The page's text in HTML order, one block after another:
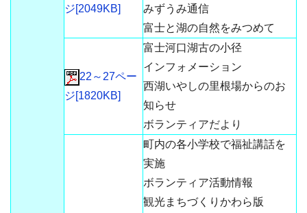
ジ[2049KB]
みずうみ通信
富士と湖の自然をみつめて
22～27ペー
ジ[1820KB]
富士河口湖古の小径
インフォメーション
西湖いやしの里根場からのお
知らせ
ボランティアだより
町内の各小学校で福祉講話を
実施
ボランティア活動情報
観光まちづくりかわら版